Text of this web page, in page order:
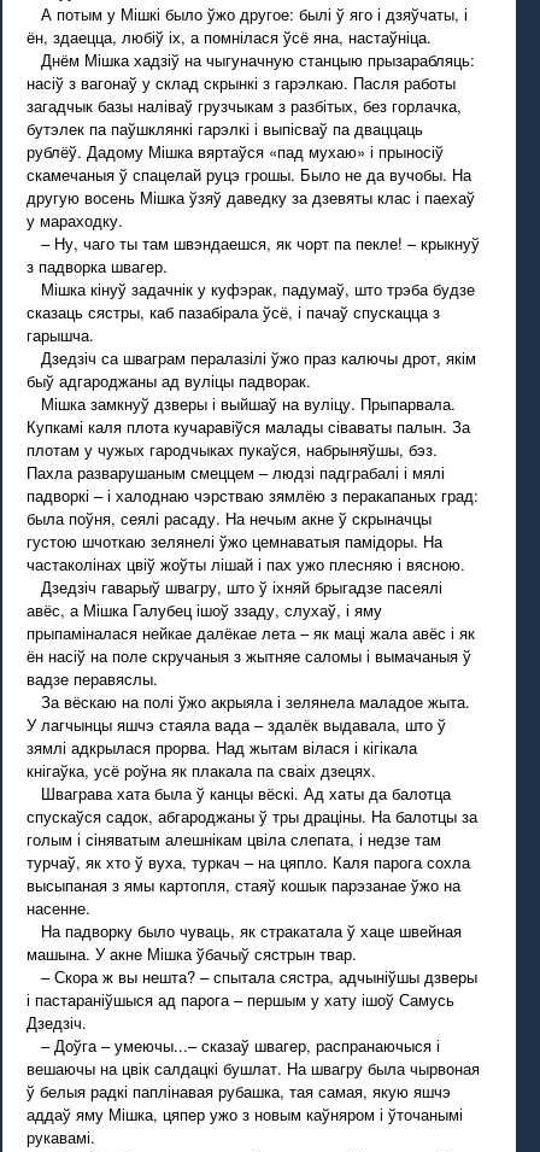
А потым у Мішкі было ўжо другое: былі ў яго і дзяўчаты, і
ён, здаецца, любіў іх, а помнілася ўсё яна, настаўніца.
Днём Мішка хадзіў на чыгуначную станцыю прызарабляць:
насіў з вагонаў у склад скрынкі з гарэлкаю. Пасля работы
загадчык базы наліваў грузчыкам з разбітых, без горлачка,
бутэлек па паўшклянкі гарэлкі і выпісваў па дваццаць
рублёў. Дадому Мішка вяртаўся «пад мухаю» і прыносіў
скамечаныя ў спацелай руцэ грошы. Было не да вучобы. На
другую восень Мішка ўзяў даведку за дзевяты клас і паехаў
у мараходку.
– Ну, чаго ты там швэндаешся, як чорт па пекле! – крыкнуў
з падворка швагер.
Мішка кінуў задачнік у куфэрак, падумаў, што трэба будзе
сказаць сястры, каб пазабірала ўсё, і пачаў спускацца з
гарышча.
Дзедзіч са шваграм пералазілі ўжо праз калючы дрот, якім
быў адгароджаны ад вуліцы падворак.
Мішка замкнуў дзверы і выйшаў на вуліцу. Прыпарвала.
Купкамі каля плота кучаравіўся малады сіваваты палын. За
плотам у чужых гародчыках пукаўся, набрыняўшы, бэз.
Пахла разварушаным смеццем – людзі падграбалі і мялі
падворкі – і халоднаю чэрстваю зямлёю з перакапаных град:
была поўня, сеялі расаду. На нечым акне ў скрыначцы
густою шчоткаю зелянелі ўжо цемнаватыя памідоры. На
частаколінах цвіў жоўты лішай і пах ужо плесняю і вясною.
Дзедзіч гаварыў швагру, што ў іхняй брыгадзе пасеялі
авёс, а Мішка Галубец ішоў ззаду, слухаў, і яму
прыпаміналася нейкае далёкае лета – як маці жала авёс і як
ён насіў на поле скручаныя з жытняе саломы і вымачаныя ў
вадзе перавяслы.
За вёскаю на полі ўжо акрыяла і зелянела маладое жыта.
У лагчынцы яшчэ стаяла вада – здалёк выдавала, што ў
зямлі адкрылася прорва. Над жытам вілася і кігікала
кнігаўка, усё роўна як плакала па сваіх дзецях.
Шваграва хата была ў канцы вёскі. Ад хаты да балотца
спускаўся садок, абгароджаны ў тры драціны. На балотцы за
голым і сіняватым алешнікам цвіла слепата, і недзе там
турчаў, як хто ў вуха, туркач – на цяпло. Каля парога сохла
высыпаная з ямы картопля, стаяў кошык парэзанае ўжо на
насенне.
На падворку было чуваць, як стракатала ў хаце швейная
машына. У акне Мішка ўбачыў сястрын твар.
– Скора ж вы нешта? – спытала сястра, адчыніўшы дзверы
і пастараніўшыся ад парога – першым у хату ішоў Самусь
Дзедзіч.
– Доўга – умеючы...– сказаў швагер, распранаючыся і
вешаючы на цвік салдацкі бушлат. На швагру была чырвоная
ў белыя радкі паплінавая рубашка, тая самая, якую яшчэ
аддаў яму Мішка, цяпер ужо з новым каўняром і ўточанымі
рукавамі.